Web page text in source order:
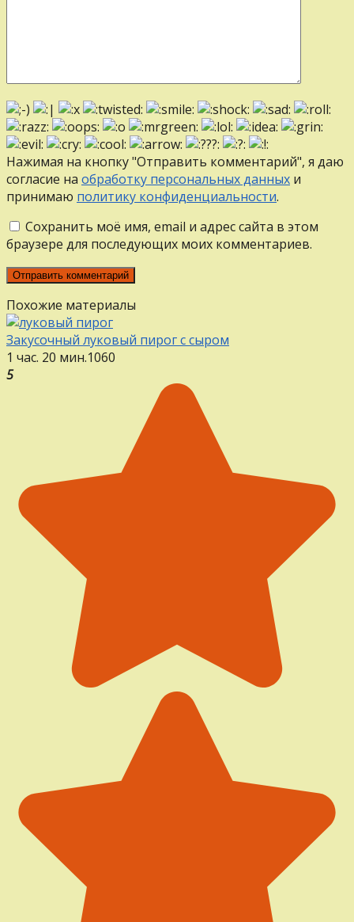
Нажимая на кнопку "Отправить комментарий", я даю
согласие на обработку персональных данных и
принимаю политику конфиденциальности.
Сохранить моё имя, email и адрес сайта в этом
браузере для последующих моих комментариев.
Похожие материалы
Закусочный луковый пирог с сыром
1 час. 20 мин.1060
5